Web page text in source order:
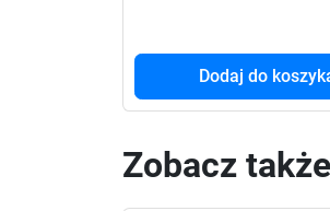
Dodaj do
Zobacz także